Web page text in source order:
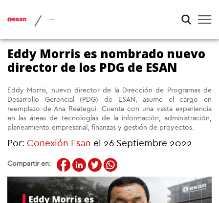
/
Eddy Morris es nombrado nuevo
director de los PDG de ESAN
Eddy Morris, nuevo director de la Dirección de Programas de
Desarrollo Gerencial (PDG) de ESAN, asume el cargo en
reemplazo de Ana Reátegui. Cuenta con una vasta experiencia
en las áreas de tecnologías de la información, administración,
planeamiento empresarial, finanzas y gestión de proyectos.
Por: Conexión Esan el 26 Septiembre 2022
Compartir en: